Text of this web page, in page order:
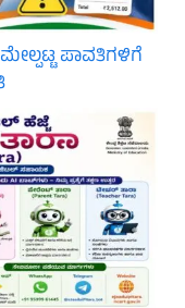
ಮೇಲ್ಪಟ್ಟ ಪಾವತಿಗಳಿಗೆ